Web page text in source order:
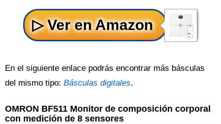
En el siguiente enlace podrás encontrar más básculas
del mismo tipo: Básculas digitales.
OMRON BF511 Monitor de composición corporal
con medición de 8 sensores